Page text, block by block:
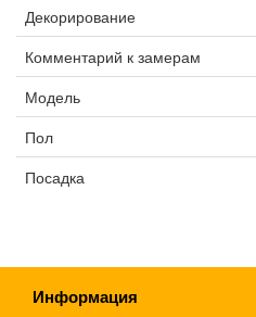
Декорирование
Комментарий к замерам
Модель
Пол
Посадка
Информация